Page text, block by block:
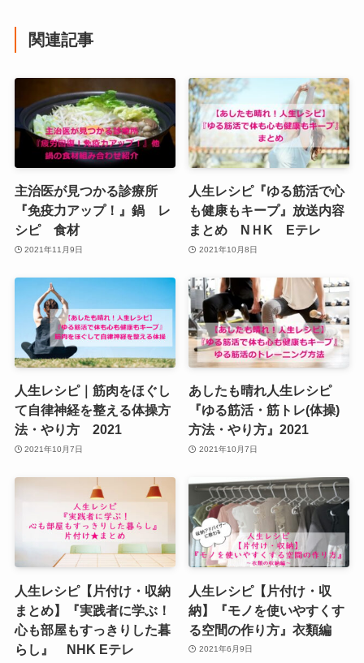
関連記事
主治医が見つかる診療所
『免疫力アップ！』鍋 レ
シピ 食材
2021年11月9日
人生レシピ『ゆる筋活で心
も健康もキープ』放送内容
まとめ NＨK Eテレ
2021年10月8日
人生レシピ｜筋肉をほぐし
て自律神経を整える体操方
法・やり方 2021
2021年10月7日
あしたも晴れ人生レシピ
『ゆる筋活・筋トレ(体操)
方法・やり方』2021
2021年10月7日
人生レシピ【片付け・収納
まとめ】『実践者に学ぶ！
心も部屋もすっきりした暮
らし』 NHK Eテレ
人生レシピ【片付け・収
納】『モノを使いやすくす
る空間の作り方』衣類編
2021年6月9日